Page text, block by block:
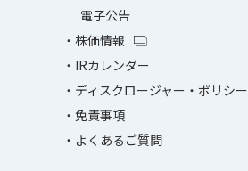
電子公告
株価情報
IRカレンダー
ディスクロージャー・ポリシー
免責事項
よくあるご質問